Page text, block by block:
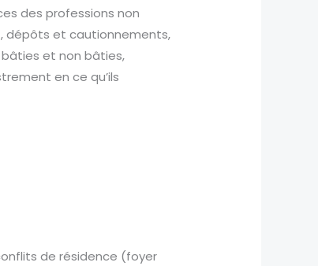
des professions non
dépôts et cautionnements,
et non bâties,
en ce qu’ils
de résidence (foyer